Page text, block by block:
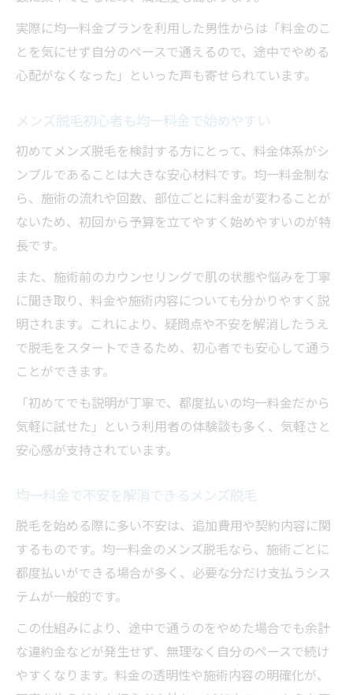
コスパで選ばれるメンズ脱毛の均一料金プ
ラン
無駄なく始めるならメンズ脱毛は均一料金
複雑な価格に悩まず選べる脱毛の新常識
価格に悩まず選べるメンズ脱毛の均一料金
複雑な料金体系がないメンズ脱毛の利点
均一料金で迷わず始めるメンズ脱毛の方法
価格の不安を解消するメンズ脱毛のポイン
新常識となる均一料金メンズ脱毛の魅力
実際に均一料金プランを利用した男性からは「料金のこ
とを気にせず自分のペースで通えるので、途中でやめる
心配がなくなった」といった声も寄せられています。
メンズ脱毛初心者も均一料金で始めやすい
初めてメンズ脱毛を検討する方にとって、料金体系がシ
ンプルであることは大きな安心材料です。均一料金制な
ら、施術の流れや回数、部位ごとに料金が変わることが
ないため、初回から予算を立てやすく始めやすいのが特
長です。
また、施術前のカウンセリングで肌の状態や悩みを丁寧
に聞き取り、料金や施術内容についても分かりやすく説
明されます。これにより、疑問点や不安を解消したうえ
で脱毛をスタートできるため、初心者でも安心して通う
ことができます。
「初めてでも説明が丁寧で、都度払いの均一料金だから
気軽に試せた」という利用者の体験談も多く、気軽さと
安心感が支持されています。
均一料金で不安を解消できるメンズ脱毛
脱毛を始める際に多い不安は、追加費用や契約内容に関
するものです。均一料金のメンズ脱毛なら、施術ごとに
都度払いができる場合が多く、必要な分だけ支払うシス
テムが一般的です。
この仕組みにより、途中で通うのをやめた場合でも余計
な違約金などが発生せず、無理なく自分のペースで続け
やすくなります。料金の透明性や施術内容の明確化が、